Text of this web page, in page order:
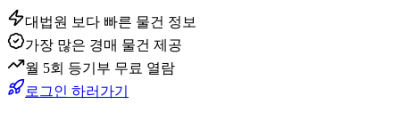
대법원 보다 빠른 물건 정보
가장 많은 경매 물건 제공
월 5회 등기부 무료 열람
로그인 하러가기